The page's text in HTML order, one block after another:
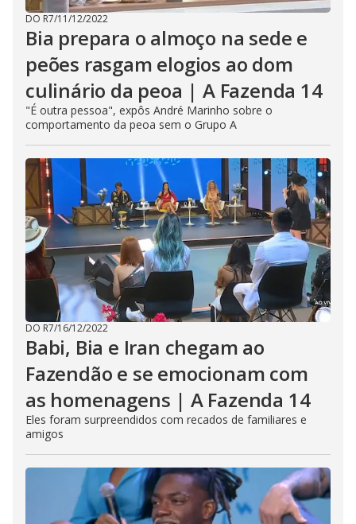
DO R7/11/12/2022
Bia prepara o almoço na sede e
peões rasgam elogios ao dom
culinário da peoa | A Fazenda 14
"É outra pessoa", expôs André Marinho sobre o
comportamento da peoa sem o Grupo A
DO R7/16/12/2022
Babi, Bia e Iran chegam ao
Fazendão e se emocionam com
as homenagens | A Fazenda 14
Eles foram surpreendidos com recados de familiares e
amigos